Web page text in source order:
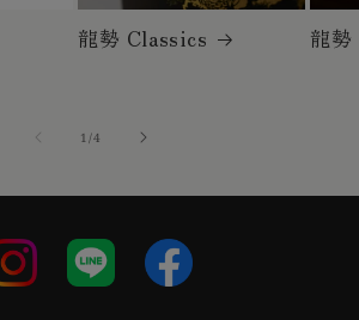
龍勢 Classics 龍勢
1 /の
4